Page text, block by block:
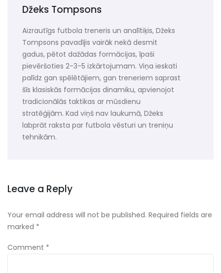
Džeks Tompsons
Aizrautīgs futbola treneris un analītiķis, Džeks
Tompsons pavadījis vairāk nekā desmit
gadus, pētot dažādas formācijas, īpaši
pievēršoties 2-3-5 izkārtojumam. Viņa ieskati
palīdz gan spēlētājiem, gan treneriem saprast
šīs klasiskās formācijas dinamiku, apvienojot
tradicionālās taktikas ar mūsdienu
stratēģijām. Kad viņš nav laukumā, Džeks
labprāt raksta par futbola vēsturi un treniņu
tehnikām.
Leave a Reply
Your email address will not be published. Required fields are
marked *
Comment *